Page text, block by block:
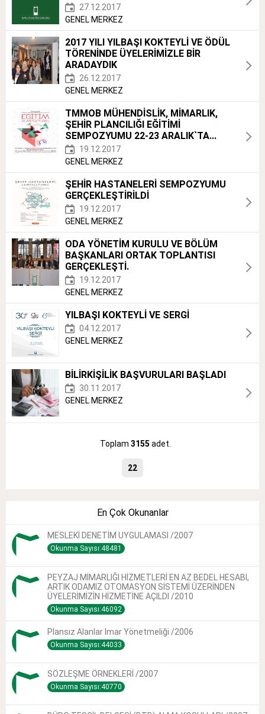
27.12.2017
GENEL MERKEZ
2017 YILI YILBAŞI KOKTEYLİ VE ÖDÜL
TÖRENİNDE ÜYELERİMİZLE BİR
ARADAYDIK
26.12.2017
GENEL MERKEZ
TMMOB MÜHENDİSLİK, MİMARLIK,
ŞEHİR PLANCILIĞI EĞİTİMİ
SEMPOZYUMU 22-23 ARALIK`TA...
19.12.2017
GENEL MERKEZ
ŞEHİR HASTANELERİ SEMPOZYUMU
GERÇEKLEŞTİRİLDİ
19.12.2017
GENEL MERKEZ
ODA YÖNETİM KURULU VE BÖLÜM
BAŞKANLARI ORTAK TOPLANTISI
GERÇEKLEŞTİ.
19.12.2017
GENEL MERKEZ
YILBAŞI KOKTEYLİ VE SERGİ
04.12.2017
GENEL MERKEZ
BİLİRKİŞİLİK BAŞVURULARI BAŞLADI
30.11.2017
GENEL MERKEZ
Toplam 3155 adet.
22
En Çok Okunanlar
MESLEKİ DENETİM UYGULAMASI /2007
Okunma Sayısı:48481
PEYZAJ MİMARLIĞI HİZMETLERİ EN AZ BEDEL HESABI,
ARTIK ODAMIZ OTOMASYON SİSTEMİ ÜZERİNDEN
ÜYELERİMİZİN HİZMETİNE AÇILDI /2010
Okunma Sayısı:46092
Plansız Alanlar Imar Yönetmeliği /2006
Okunma Sayısı:44033
SÖZLEŞME ÖRNEKLERİ /2007
Okunma Sayısı:40770